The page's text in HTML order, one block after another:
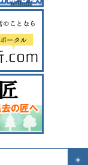
＋